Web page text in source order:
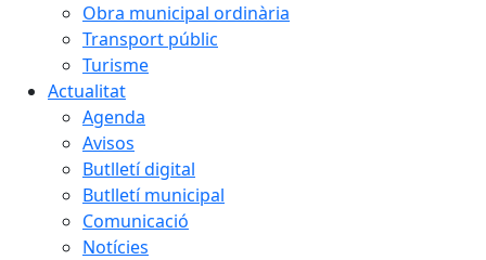
Obra municipal ordinària
Transport públic
Turisme
Actualitat
Agenda
Avisos
Butlletí digital
Butlletí municipal
Comunicació
Notícies